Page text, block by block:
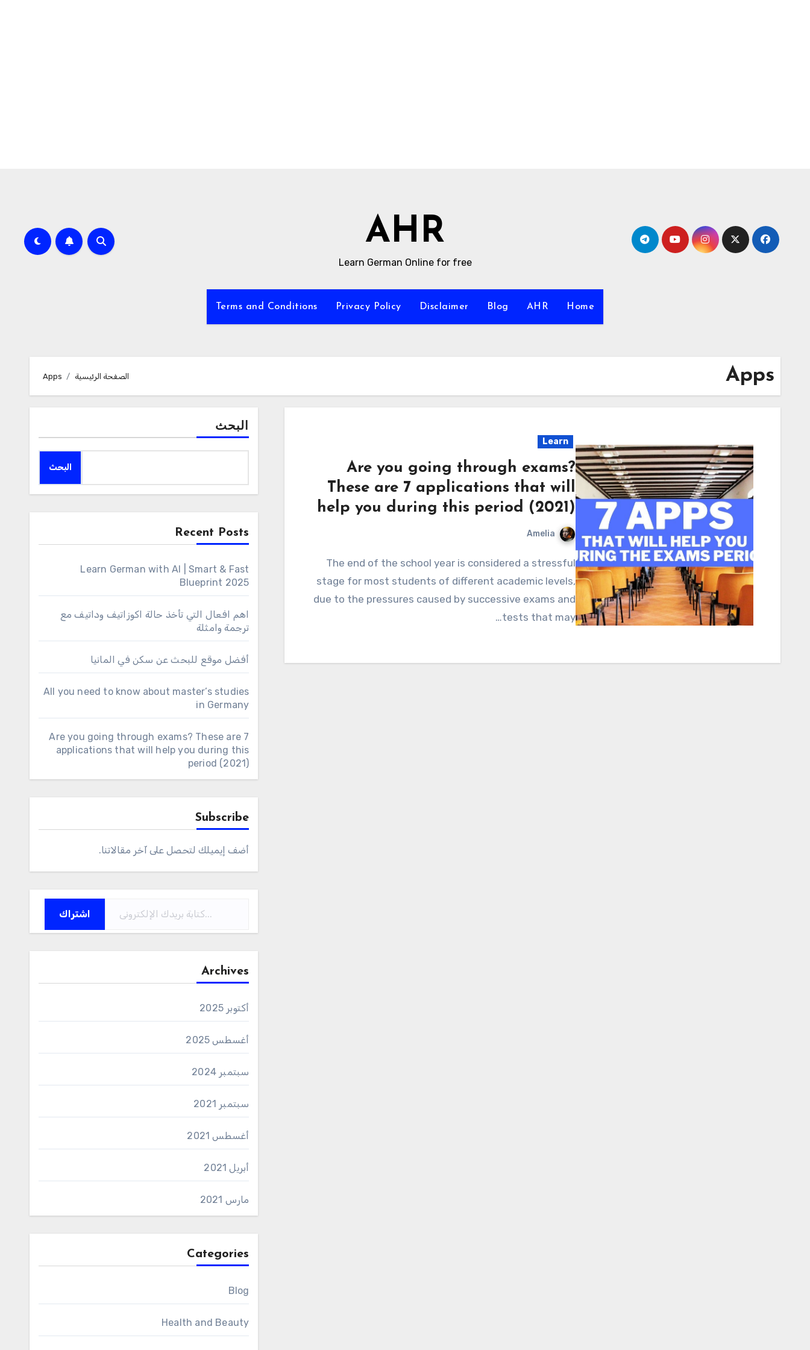
AHR
Learn German Online for free
Home
AHR
Blog
Disclaimer
Privacy Policy
Terms and Conditions
Apps الصفحة الرئيسية Apps
Learn
Are you going through exams?
These are 7 applications that will
help you during this period (2021)
Amelia
The end of the school year is considered a stressful
stage for most students of different academic levels,
due to the pressures caused by successive exams and
tests that may…
البحث
البحث
Recent Posts
Learn German with AI | Smart & Fast
Blueprint 2025
اهم افعال التي تأخذ حالة اكوزاتيف وداتيف مع
ترجمة وامثلة
أفضل موقع للبحث عن سكن في المانيا
All you need to know about master’s studies
in Germany
Are you going through exams? These are 7
applications that will help you during this
period (2021)
Subscribe
أضف إيميلك لتحصل على آخر مقالاتنا.
اشتراك
Archives
أكتوبر 2025
أغسطس 2025
سبتمبر 2024
سبتمبر 2021
أغسطس 2021
أبريل 2021
مارس 2021
Categories
Blog
Health and Beauty